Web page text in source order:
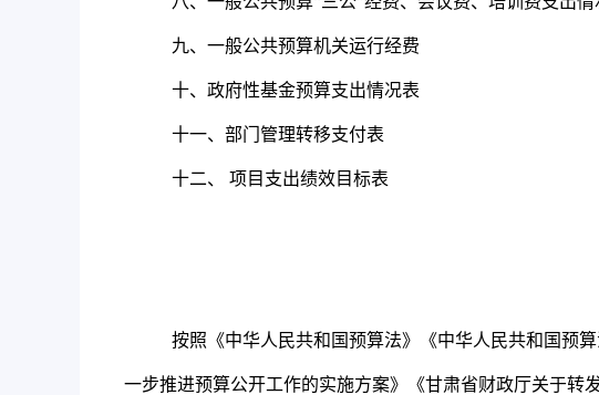
九、一般公共预算机关运行经费
十、政府性基金预算支出情况表
十一、部门管理转移支付表
十二、 项目支出绩效目标表
按照《中华人民共和国预算法》《中华人民共和国预
一步推进预算公开工作的实施方案》《甘肃省财政厅关于转